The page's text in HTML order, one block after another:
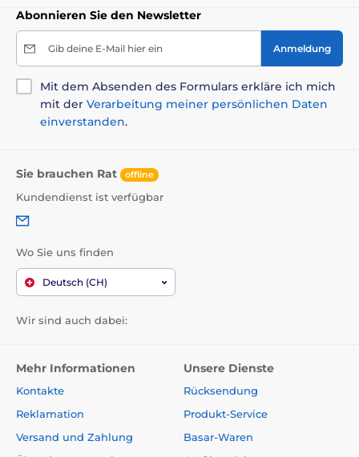
Abonnieren Sie den Newsletter
Gib deine E-Mail hier ein Anmeldung
Mit dem Absenden des Formulars erkläre ich mich
mit der Verarbeitung meiner persönlichen Daten
einverstanden.
Sie brauchen Rat offline
Kundendienst ist verfügbar
Wo Sie uns finden
Deutsch (CH)
Wir sind auch dabei:
Mehr Informationen
Kontakte
Reklamation
Versand und Zahlung
Unsere Dienste
Rücksendung
Produkt-Service
Basar-Waren